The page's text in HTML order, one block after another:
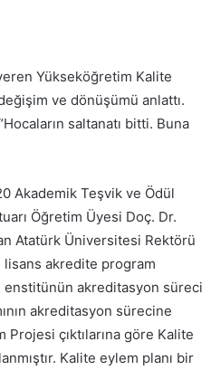
Yükseköğretim Kalite
ve dönüşümü anlattı.
saltanatı bitti. Buna
Akademik Teşvik ve Ödül
Öğretim Üyesi Doç. Dr.
Atatürk Üniversitesi Rektörü
lisans akredite program
1 enstitünün akreditasyon süreci
akreditasyon sürecine
Projesi çıktılarına göre Kalite
Kalite eylem planı bir